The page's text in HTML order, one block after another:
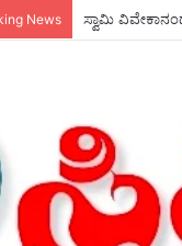
News ವಾಲ್ಮೀಕಿ ನಿಗಮದ